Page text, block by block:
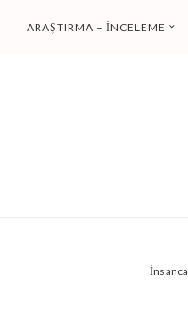
ARAŞTIRMA – İNCELEME